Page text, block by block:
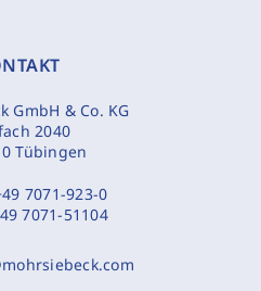
GmbH & Co. KG
2040
Tübingen
7071-923-0
7071-51104